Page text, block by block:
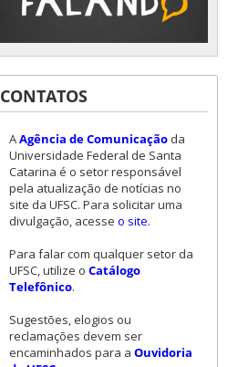
CONTATOS
AAgência de Comunicaçãoda
Universidade Federal de Santa
Catarina é o setor responsável
pela atualização de notícias no
site da UFSC. Para solicitar uma
divulgação, acesse o site.
Para falar com qualquer setor da
UFSC, utilize o Catálogo
Telefônico.
Sugestões, elogios ou
reclamações devem ser
encaminhados para a Ouvidoria